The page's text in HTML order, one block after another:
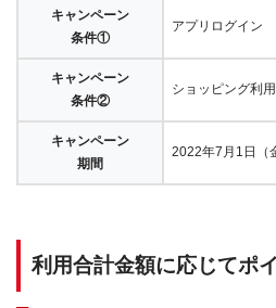
キャンペーン
条件①
アプリログイン
キャンペーン
条件②
ショッピング利用
キャンペーン
期間
2022年7月1日（
利用合計金額に応じてポ